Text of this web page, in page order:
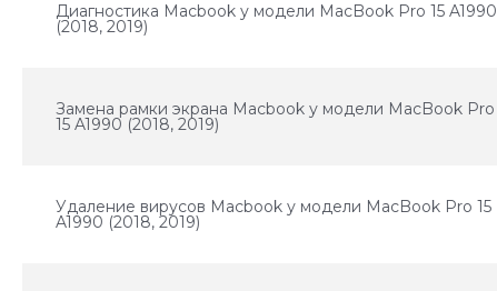
Диагностика Macbook у модели MacBook Pro 15 A1990
(2018, 2019)
Замена рамки экрана Macbook у модели MacBook Pro
15 A1990 (2018, 2019)
Удаление вирусов Macbook у модели MacBook Pro 15
A1990 (2018, 2019)